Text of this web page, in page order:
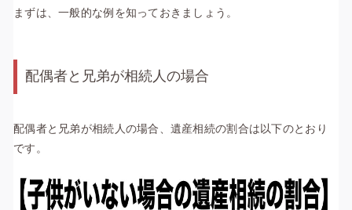
まずは、一般的な例を知っておきましょう。
配偶者と兄弟が相続人の場合
配偶者と兄弟が相続人の場合、遺産相続の割合は以下のとおり
です。